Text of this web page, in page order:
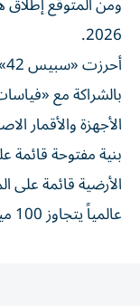
2026.
بالشراكة مع
الأجهزة والأقمار
بنية مفتوحة
الأرضية قائمة
عالمياً يتجاوز 100 ميغاهيرتز.